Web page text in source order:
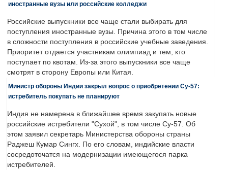
иностранные вузы или российские колледжи
Российские выпускники все чаще стали выбирать для
поступления иностранные вузы. Причина этого в том числе
в сложности поступления в российские учебные заведения.
Приоритет отдается участникам олимпиад и тем, кто
поступает по квотам. Из-за этого выпускники все чаще
смотрят в сторону Европы или Китая.
Министр обороны Индии закрыл вопрос о приобретении Су-57:
истребитель покупать не планируют
Индия не намерена в ближайшее время закупать новые
российские истребители "Сухой", в том числе Су-57. Об
этом заявил секретарь Министерства обороны страны
Раджеш Кумар Сингх. По его словам, индийские власти
сосредоточатся на модернизации имеющегося парка
истребителей.